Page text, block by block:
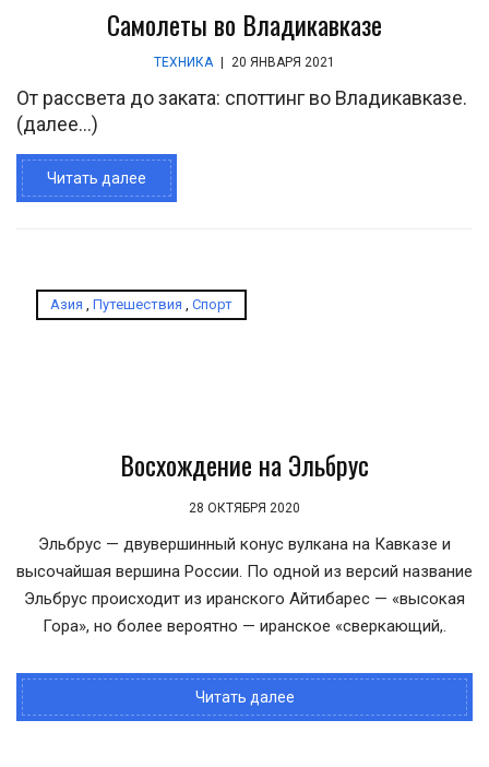
Самолеты во Владикавказе
ТЕХНИКА | 20 ЯНВАРЯ 2021
От рассвета до заката: споттинг во Владикавказе.
(далее…)
Читать далее
Азия Путешествия Спорт
Восхождение на Эльбрус
28 ОКТЯБРЯ 2020
Эльбрус — двувершинный конус вулкана на Кавказе и
высочайшая вершина России. По одной из версий название
Эльбрус происходит из иранского Айтибарес — «высокая
Гора», но более вероятно — иранское «сверкающий,.
Читать далее